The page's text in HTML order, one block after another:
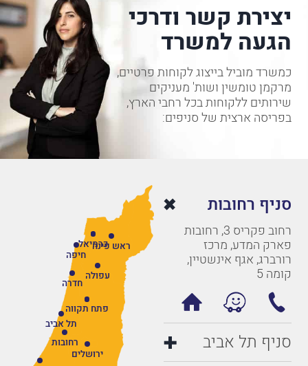
יצירת קשר ודרכי
הגעה למשרד
כמשרד מוביל בייצוג לקוחות פרטיים,
מרקמן טומשין ושות' מעניקים
שירותים ללקוחות בכל רחבי הארץ,
בפריסה ארצית של סניפים:
סניף רחובות
רחוב פקריס 3, רחובות
פארק המדע, מרכז
רורברג, אגף אינשטיין,
קומה 5
סניף תל אביב
רחובות
תל אביב
חיפה
ירושלים
פתח תקווה
חדרה
עפולה
ראש פינהכרמיאל